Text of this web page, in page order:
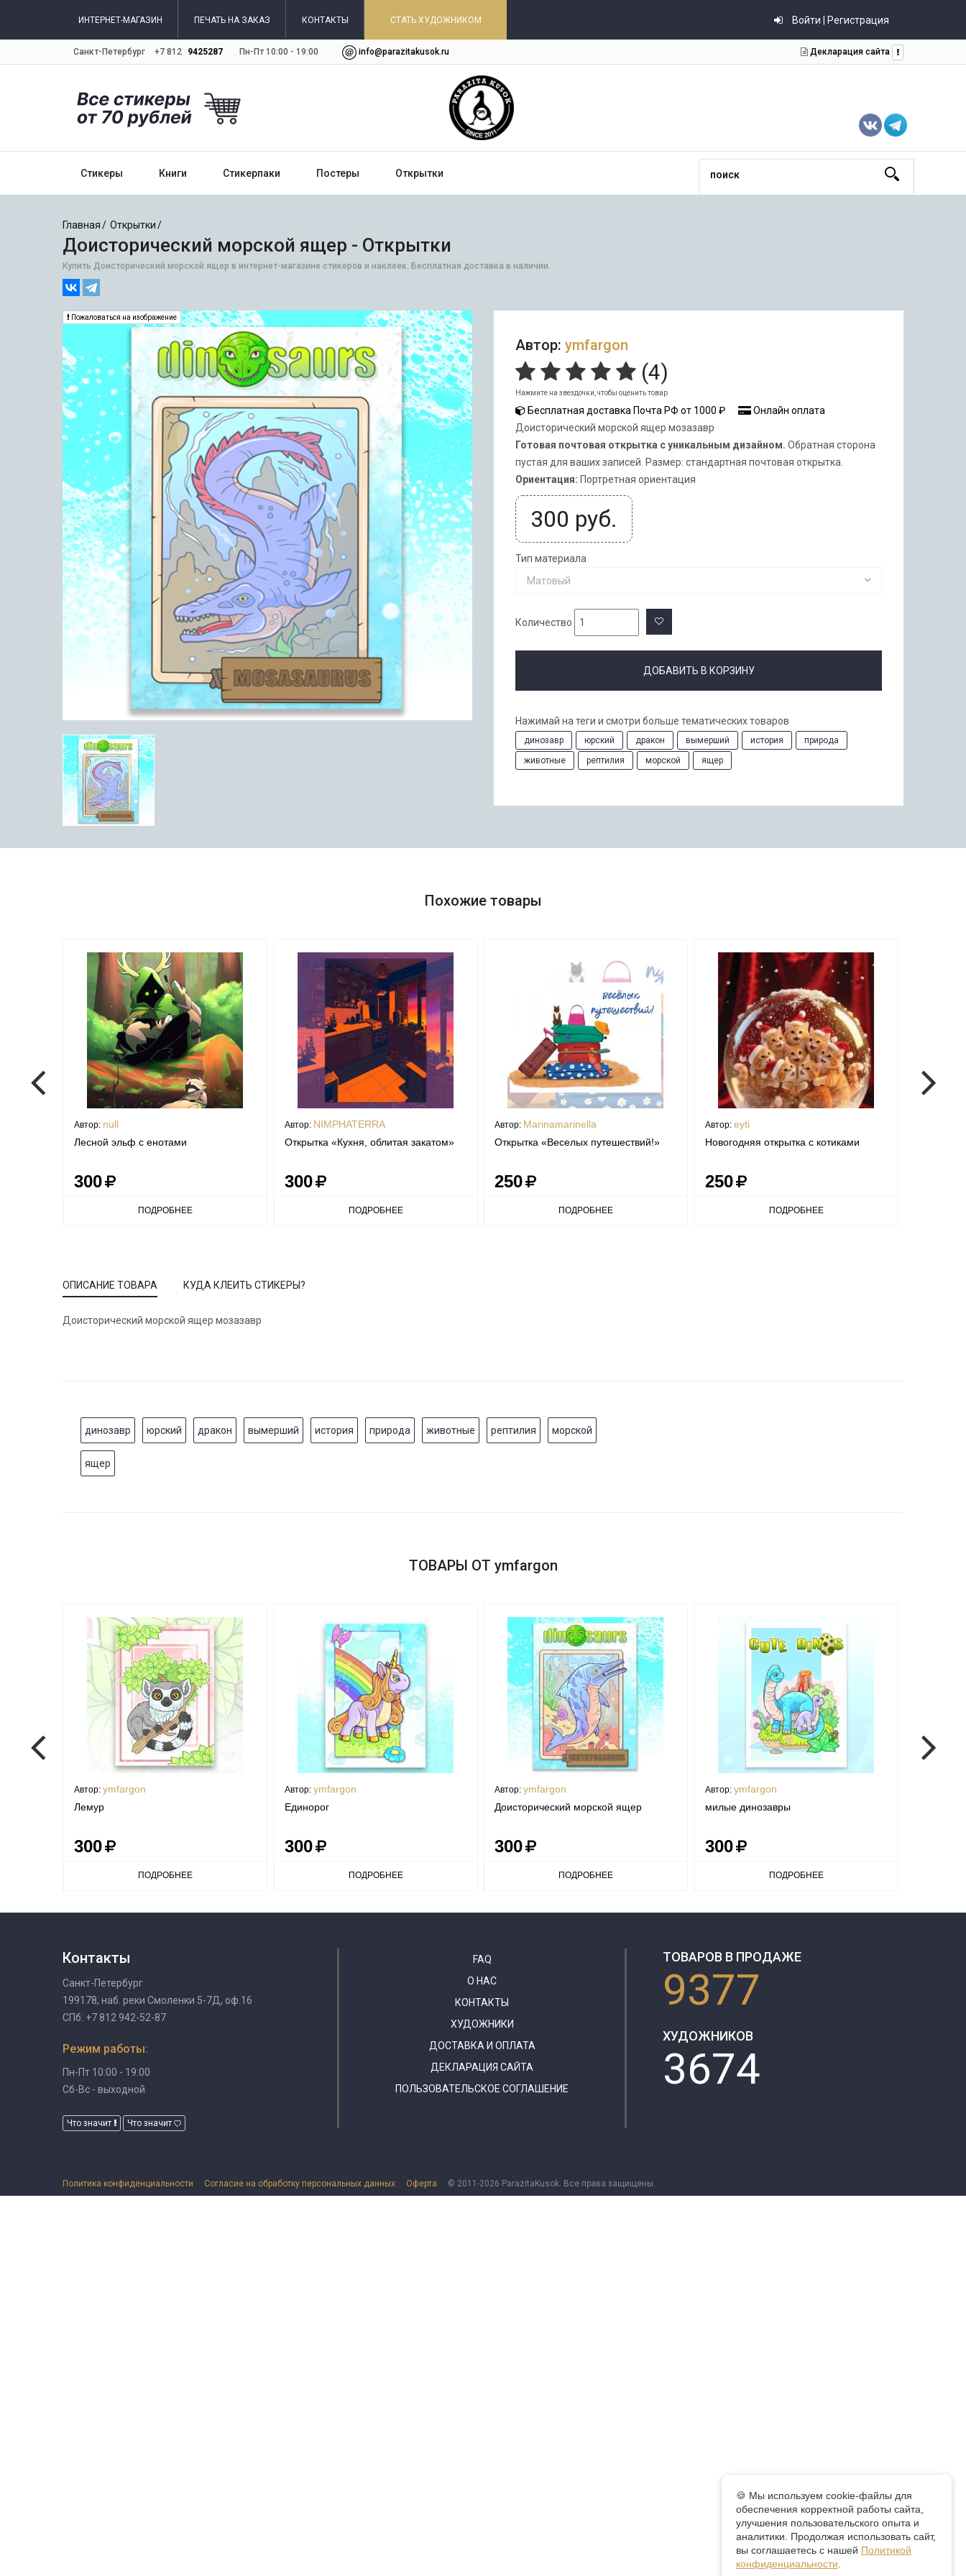
ИНТЕРНЕТ-МАГАЗИН ПЕЧАТЬ НА ЗАКАЗ КОНТАКТЫ СТАТЬ ХУДОЖНИКОМ Войти | Регистрация
Санкт-Петербург +7 812 9425287 Пн-Пт 10:00 - 19:00 info@parazitakusok.ru Декларация сайта
Стикеры Книги Стикерпаки Постеры Открытки
Главная Открытки
Доисторический морской ящер - Открытки
Купить Доисторический морской ящер в интернет-магазине стикеров и наклеек. Бесплатная доставка в наличии.
Пожаловаться на изображение
Автор: ymfargon
(4)
Нажмите на звездочки, чтобы оценить товар
Бесплатная доставка Почта РФ от 1000 ₽
Онлайн оплата
Доисторический морской ящер мозазавр
Готовая почтовая открытка с уникальным дизайном. Обратная сторона
пустая для ваших записей. Размер: стандартная почтовая открытка.
Ориентация: Портретная ориентация
300 руб.
Тип материала
Матовый
Количество
ДОБАВИТЬ В КОРЗИНУ
Нажимай на теги и смотри больше тематических товаров
динозавр юрский дракон вымерший история
природа
животные
рептилия морской ящер
Похожие товары
Автор: null
Лесной эльф с енотами
300
ПОДРОБНЕЕ
Автор: NIMPHATERRA
Открытка «Кухня, облитая закатом»
300
ПОДРОБНЕЕ
Автор: Marinamarinella
Открытка «Веселых путешествий!»
250
ПОДРОБНЕЕ
Автор: eyti
Новогодняя открытка с котиками
250
ПОДРОБНЕЕ
ОПИСАНИЕ ТОВАРА КУДА КЛЕИТЬ СТИКЕРЫ?
Доисторический морской ящер мозазавр
динозавр юрский дракон вымерший история природа животные рептилия морской
ящер
ТОВАРЫ ОТ ymfargon
Автор: ymfargon
Лемур
300
ПОДРОБНЕЕ
Автор: ymfargon
Единорог
300
ПОДРОБНЕЕ
Автор: ymfargon
Доисторический морской ящер
300
ПОДРОБНЕЕ
Автор: ymfargon
милые динозавры
300
ПОДРОБНЕЕ
Контакты
Санкт-Петербург
199178, наб. реки Смоленки 5-7Д, оф.16
СПб: +7 812 942-52-87
Режим работы:
Пн-Пт 10:00 - 19:00
Сб-Вс - выходной
Что значит Что значит
FAQ
О НАС
КОНТАКТЫ
ХУДОЖНИКИ
ДОСТАВКА И ОПЛАТА
ДЕКЛАРАЦИЯ САЙТА
ПОЛЬЗОВАТЕЛЬСКОЕ СОГЛАШЕНИЕ
ТОВАРОВ В ПРОДАЖЕ
9377
ХУДОЖНИКОВ
3674
🍪 Мы используем cookie-файлы для
обеспечения корректной работы сайта,
улучшения пользовательского опыта и
аналитики. Продолжая использовать сайт,
вы соглашаетесь с нашей Политикой
конфиденциальности
Политика конфиденциальности Согласие на обработку персональных данных Оферта © 2011-2026 ParazitaKusok. Все права защищены.